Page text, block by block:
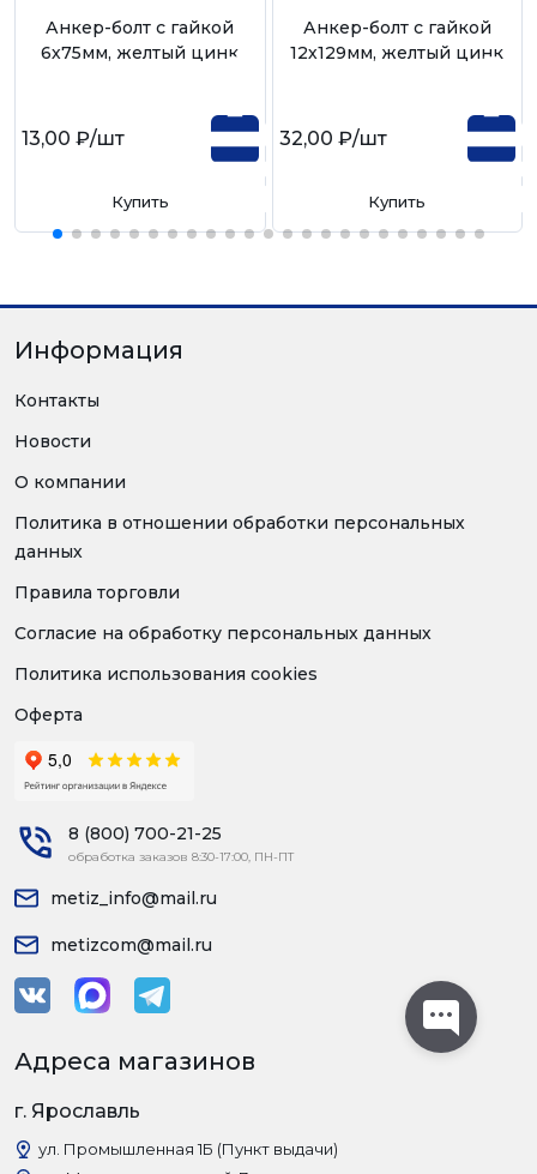
Анкер-болт с гайкой
6х75мм, желтый цинк
13,00 ₽/шт
Купить
Анкер-болт с гайкой
12х129мм, желтый цинк
32,00 ₽/шт
Купить
Информация
Контакты
Новости
О компании
Политика в отношении обработки персональных
данных
Правила торговли
Согласие на обработку персональных данных
Политика использования cookies
Оферта
8 (800) 700-21-25
обработка заказов 8:30-17:00, ПН-ПТ
metiz_info@mail.ru
metizcom@mail.ru
Адреса магазинов
г. Ярославль
ул. Промышленная 1Б (Пункт выдачи)